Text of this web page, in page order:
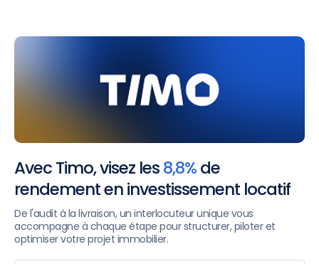
Avec Timo, visez les8,8%de
rendement en investissement locatif
De l'audit à la livraison, un interlocuteur unique vous
accompagne à chaque étape pour structurer, piloter et
optimiser votre projet immobilier.